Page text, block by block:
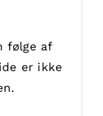
følge af
er ikke